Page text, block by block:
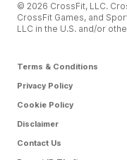
© 2026 CrossFit, LLC.
CrossFit Games, and
LLC in the U.S. and/or
Terms & Conditions
Privacy Policy
Cookie Policy
Disclaimer
Contact Us